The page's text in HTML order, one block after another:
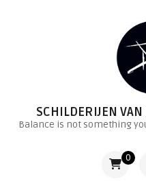
SCHILDERIJEN
Balance is not something
0